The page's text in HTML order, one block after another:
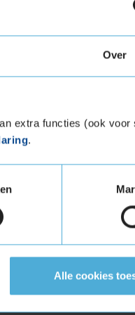
Over
extra functies (ook voor
.
Alle cookies